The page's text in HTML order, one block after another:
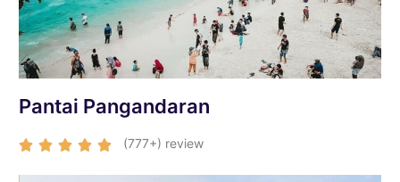
Pantai Pangandaran
     (777+) review